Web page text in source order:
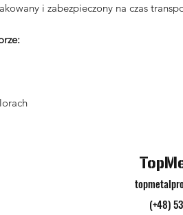
i zabezpieczony na czas
(+48)